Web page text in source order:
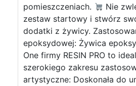
pomieszczeniach.
Nie
zestaw startowy i stwórz
dodatki z żywicy.
epoksydowej: Żywica
One firmy RESIN PRO to
szerokiego zakresu
artystyczne: Doskonała do